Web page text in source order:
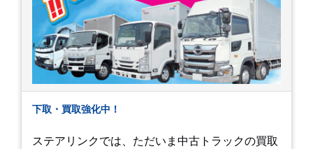
下取・買取強化中！
ステアリンクでは、ただいま中古トラックの買取